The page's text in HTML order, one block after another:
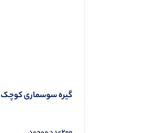
گیره سوسماری کوچک